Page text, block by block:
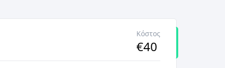
Κόστος
€40